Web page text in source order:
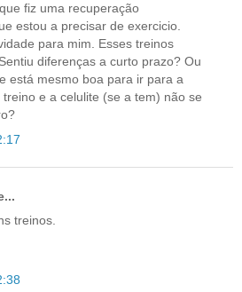
fiz uma recuperação
estou a precisar de exercicio.
para mim. Esses treinos
diferenças a curto prazo? Ou
está mesmo boa para ir para a
e a celulite (se a tem) não se
treinos.